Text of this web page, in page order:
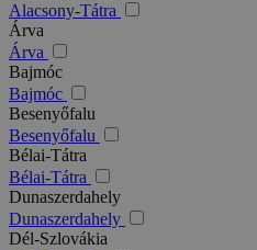
Alacsony-Tátra
Árva
Árva
Bajmóc
Bajmóc
Besenyőfalu
Besenyőfalu
Bélai-Tátra
Bélai-Tátra
Dunaszerdahely
Dunaszerdahely
Dél-Szlovákia